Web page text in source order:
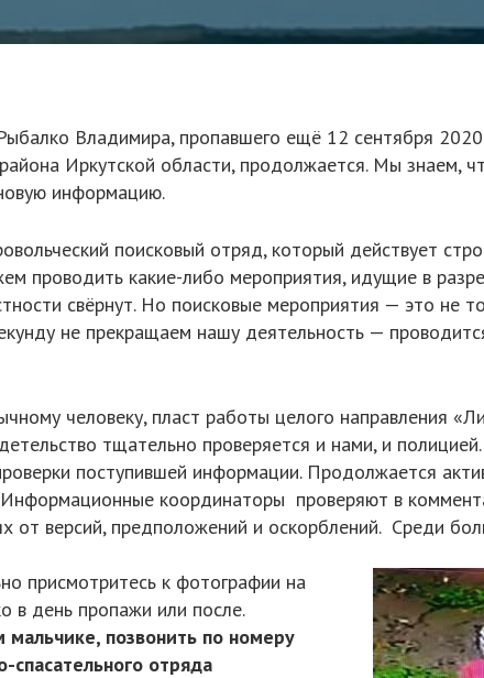
Владимира, пропавшего ещё 12 сентября
Иркутской области, продолжается. Мы знаем,
информацию.
поисковый отряд, который действует
проводить какие-либо мероприятия, идущие в
свёрнут. Но поисковые мероприятия — это не
не прекращаем нашу деятельность —
человеку, пласт работы целого направления
тщательно проверяется и нами, и полицией.
поступившей информации. Продолжается
координаторы проверяют в
от версий, предположений и оскорблений. Среди
присмотритесь к фотографии на
в день пропажи или после.
позвонить по номеру
спасательного отряда